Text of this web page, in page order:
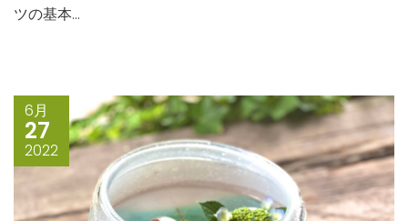
ツの基本...
6月
27
2022